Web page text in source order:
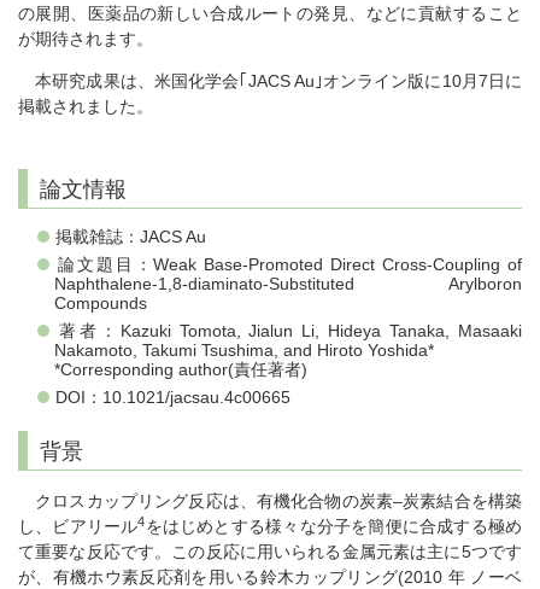
の展開、医薬品の新しい合成ルートの発見、などに貢献すること
が期待されます。
本研究成果は、米国化学会｢JACS Au｣オンライン版に10月7日に
掲載されました。
論文情報
掲載雑誌：JACS Au
論文題目：Weak Base-Promoted Direct Cross-Coupling of
Naphthalene-1,8-diaminato-Substituted Arylboron
Compounds
著者：Kazuki Tomota, Jialun Li, Hideya Tanaka, Masaaki
Nakamoto, Takumi Tsushima, and Hiroto Yoshida*
*Corresponding author(責任著者)
DOI：10.1021/jacsau.4c00665
背景
クロスカップリング反応は、有機化合物の炭素–炭素結合を構築
し、ビアリール4をはじめとする様々な分子を簡便に合成する極め
て重要な反応です。この反応に用いられる金属元素は主に5つです
が、有機ホウ素反応剤を用いる鈴木カップリング(2010 年 ノーベ